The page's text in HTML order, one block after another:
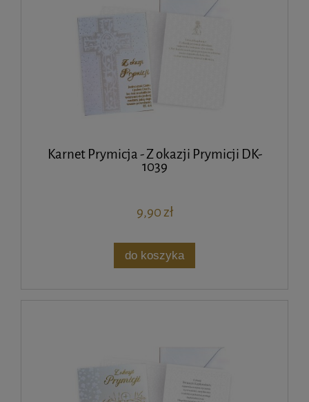
Karnet Prymicja - Z okazji Prymicji DK-
1039
9,90 zł
do koszyka